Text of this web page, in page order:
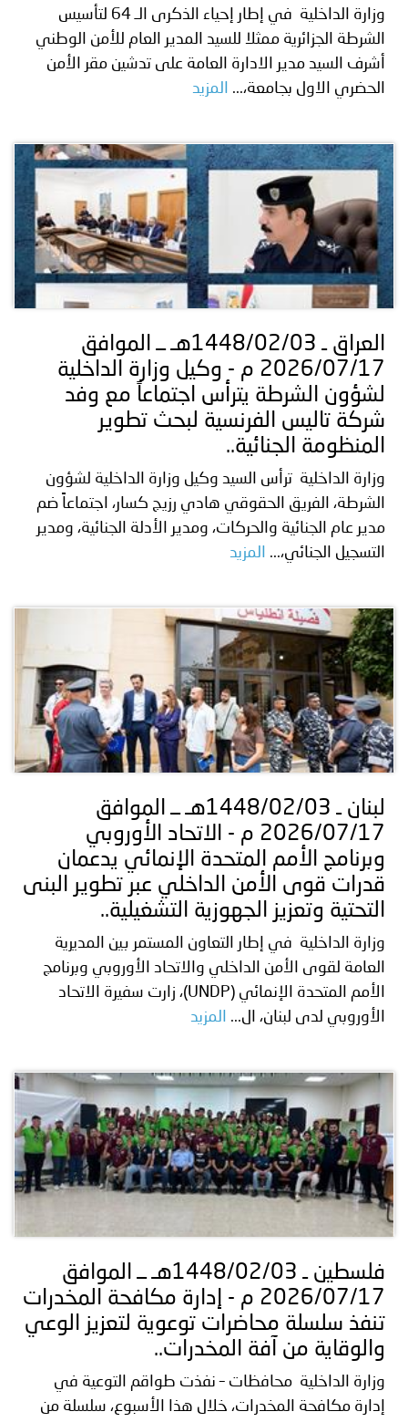
وزارة الداخلية في إطار إحياء الذكرى الـ 64 لتأسيس
الشرطة الجزائرية ممثلا للسيد المدير العام للأمن الوطني
أشرف السيد مدير الادارة العامة على تدشين مقر الأمن
الحضري الاول بجامعة،...
المزيد
العراق ـ 1448/02/03هـ ــ الموافق
2026/07/17 م - وكيل وزارة الداخلية
لشؤون الشرطة يترأس اجتماعاً مع وفد
شركة تاليس الفرنسية لبحث تطوير
المنظومة الجنائية..
وزارة الداخلية ترأس السيد وكيل وزارة الداخلية لشؤون
الشرطة، الفريق الحقوقي هادي رزيج كسار، اجتماعاً ضم
مدير عام الجنائية والحركات، ومدير الأدلة الجنائية، ومدير
التسجيل الجنائي،...
المزيد
لبنان ـ 1448/02/03هـ ــ الموافق
2026/07/17 م - الاتحاد الأوروبي
وبرنامج الأمم المتحدة الإنمائي يدعمان
قدرات قوى الأمن الداخلي عبر تطوير البنى
التحتية وتعزيز الجهوزية التشغيلية..
وزارة الداخلية في إطار التعاون المستمر بين المديرية
العامة لقوى الأمن الداخلي والاتحاد الأوروبي وبرنامج
الأمم المتحدة الإنمائي (UNDP)، زارت سفيرة الاتحاد
الأوروبي لدى لبنان، ال...
المزيد
فلسطين ـ 1448/02/03هـ ــ الموافق
2026/07/17 م - إدارة مكافحة المخدرات
تنفذ سلسلة محاضرات توعوية لتعزيز الوعي
والوقاية من آفة المخدرات..
وزارة الداخلية محافظات – نفذت طواقم التوعية في
إدارة مكافحة المخدرات، خلال هذا الأسبوع، سلسلة من